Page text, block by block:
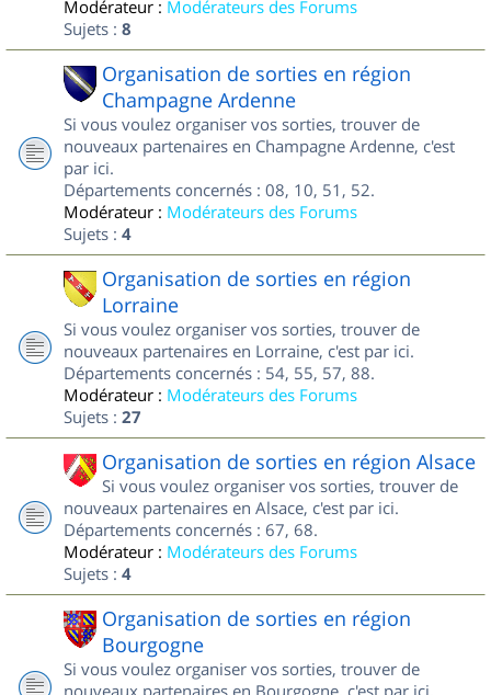
Modérateur : Modérateurs des Forums
Sujets : 8
Organisation de sorties en région
Champagne Ardenne
Si vous voulez organiser vos sorties, trouver de
nouveaux partenaires en Champagne Ardenne, c'est
par ici.
Départements concernés : 08, 10, 51, 52.
Modérateur : Modérateurs des Forums
Sujets : 4
Organisation de sorties en région
Lorraine
Si vous voulez organiser vos sorties, trouver de
nouveaux partenaires en Lorraine, c'est par ici.
Départements concernés : 54, 55, 57, 88.
Modérateur : Modérateurs des Forums
Sujets : 27
Organisation de sorties en région Alsace
Si vous voulez organiser vos sorties, trouver de
nouveaux partenaires en Alsace, c'est par ici.
Départements concernés : 67, 68.
Modérateur : Modérateurs des Forums
Sujets : 4
Organisation de sorties en région
Bourgogne
Si vous voulez organiser vos sorties, trouver de
nouveaux partenaires en Bourgogne, c'est par ici.